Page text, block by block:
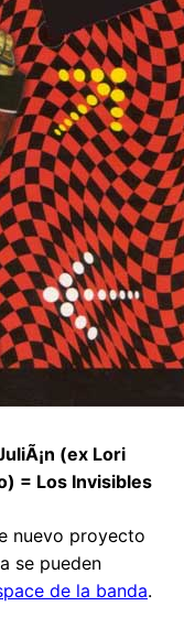
(ex Lori
= Los Invisibles
nuevo proyecto
se pueden
de la banda.